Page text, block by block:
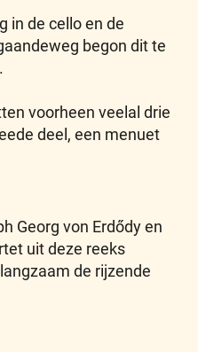
in de cello en de
begon dit te
voorheen veelal drie
deel, een menuet
Georg von Erdődy en
uit deze reeks
de rijzende